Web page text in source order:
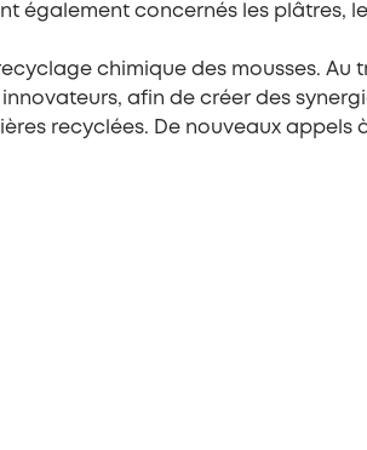
également concernés les plâtres,
chimique des mousses.
afin de créer des
recyclées. De nouveaux